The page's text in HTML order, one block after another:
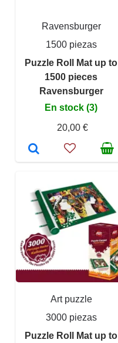
Ravensburger
1500 piezas
Puzzle Roll Mat up to
1500 pieces
Ravensburger
En stock (3)
20,00 €
Art puzzle
3000 piezas
Puzzle Roll Mat up to